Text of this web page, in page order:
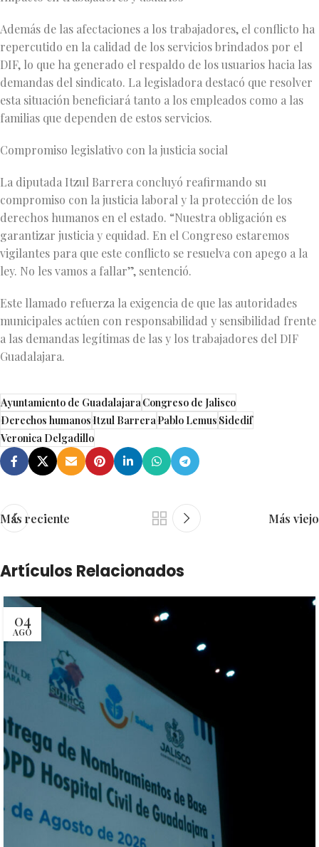
Además de las afectaciones a los trabajadores, el conflicto ha
repercutido en la calidad de los servicios brindados por el
DIF, lo que ha generado el respaldo de los usuarios hacia las
demandas del sindicato. La legisladora destacó que resolver
esta situación beneficiará tanto a los empleados como a las
familias que dependen de estos servicios.
Compromiso legislativo con la justicia social
La diputada Itzul Barrera concluyó reafirmando su
compromiso con la justicia laboral y la protección de los
derechos humanos en el estado. “Nuestra obligación es
garantizar justicia y equidad. En el Congreso estaremos
vigilantes para que este conflicto se resuelva con apego a la
ley. No les vamos a fallar”, sentenció.
Este llamado refuerza la exigencia de que las autoridades
municipales actúen con responsabilidad y sensibilidad frente
a las demandas legítimas de las y los trabajadores del DIF
Guadalajara.
Ayuntamiento de GuadalajaraCongreso de Jalisco
Derechos humanosItzul BarreraPablo LemusSidedif
Veronica Delgadillo
Más reciente Más viejo
Artículos Relacionados
04
AGO